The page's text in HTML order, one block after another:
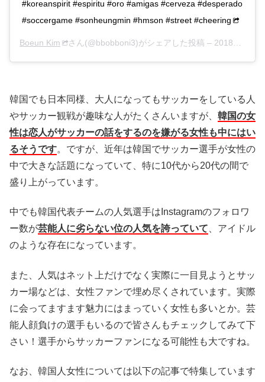
#koreanspirit #espiritu #oro #amigas #cerveza #desperado
#soccergame #sonheungmin #hmson #street #cheering
Boeun Kim さん(@bbobboni3)がシェアした投稿 – 2018年 9月月1日午前8時46分PDT
韓国でも日本同様、大人になってもサッカーをしている人
やサッカー観戦が趣味な人がたくさんいますが、 韓国の女
性は恋人がサッカーの話をするのを嫌がる女性も中にはい
るそうです。ですが、近年は韓国でサッカー選手が女性の
中で大きな話題になっていて、特に10代から20代の間で
盛り上がっています。
中でも韓国代表チームの人気選手はInstagramのフォロワ
ー数が芸能人に劣らない位の人気を誇っていて、アイドル
のような存在になっています。
また、人気はネット上だけでなく実際に一目見ようとサッ
カー場などは、女性ファンで埋め尽くされています。実際
に会ってますます魅力にはまっていく女性も多いとか。芸
能人顔負けの選手もいるので皆さんもチェックしてみて下
さい！選手からサッカーファンになる可能性も大ですね。
なお、韓国人女性については以下の記事で特集しています